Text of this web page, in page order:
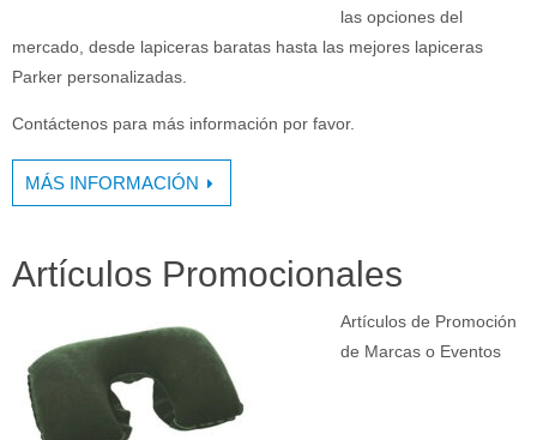
las opciones del
mercado, desde lapiceras baratas hasta las mejores lapiceras
Parker personalizadas.
Contáctenos para más información por favor.
MÁS INFORMACIÓN
Artículos Promocionales
Artículos de Promoción
de Marcas o Eventos